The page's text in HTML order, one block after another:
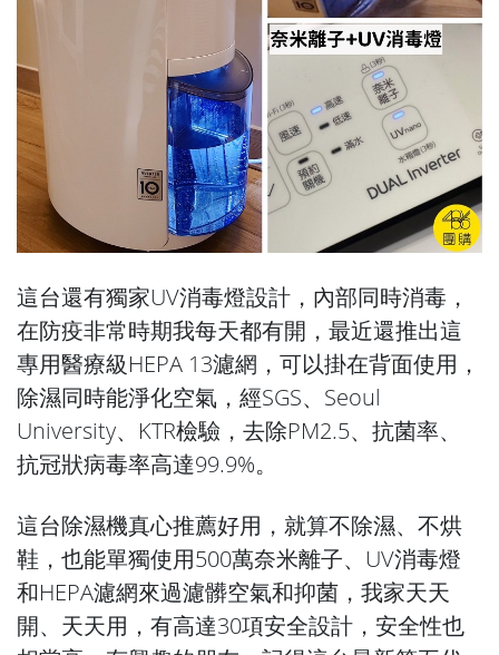
這台還有獨家UV消毒燈設計，內部同時消毒，
在防疫非常時期我每天都有開，最近還推出這
專用醫療級HEPA 13濾網，可以掛在背面使用，
除濕同時能淨化空氣，經SGS、Seoul
University、KTR檢驗，去除PM2.5、抗菌率、
抗冠狀病毒率高達99.9%。
這台除濕機真心推薦好用，就算不除濕、不烘
鞋，也能單獨使用500萬奈米離子、UV消毒燈
和HEPA濾網來過濾髒空氣和抑菌，我家天天
開、天天用，有高達30項安全設計，安全性也